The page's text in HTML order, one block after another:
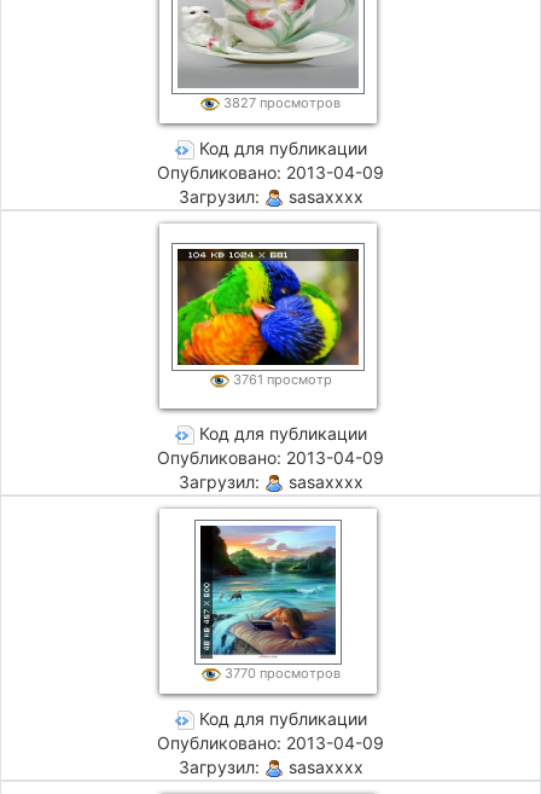
3827 просмотров
Код для публикации
Опубликовано: 2013-04-09
Загрузил:
sasaxxxx
3761 просмотр
Код для публикации
Опубликовано: 2013-04-09
Загрузил:
sasaxxxx
3770 просмотров
Код для публикации
Опубликовано: 2013-04-09
Загрузил:
sasaxxxx